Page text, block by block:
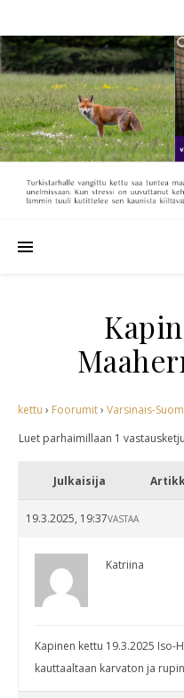
kettu › Foorumit› Varsinais-
Luet parhaimillaan 1
Julkaisija
19.3.2025, 19:37VASTAA
Katriina
Kapinen kettu 19.3.2025 Iso-
kauttaaltaan karvaton ja